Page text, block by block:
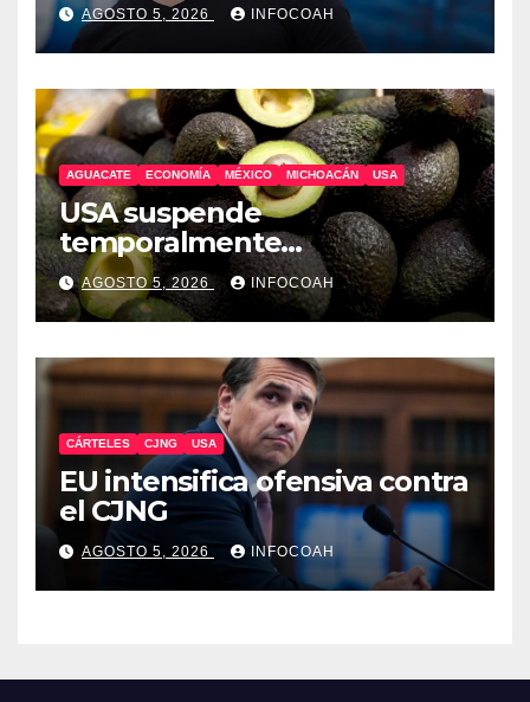
AGOSTO 5, 2026 INFOCOAH
AGUACATE ECONOMÍA MÉXICO MICHOACÁN USA
USA suspende
temporalmente
exportaciones de aguacate
michoacano
AGOSTO 5, 2026 INFOCOAH
CÁRTELES CJNG USA
EU intensifica ofensiva contra
el CJNG
AGOSTO 5, 2026 INFOCOAH